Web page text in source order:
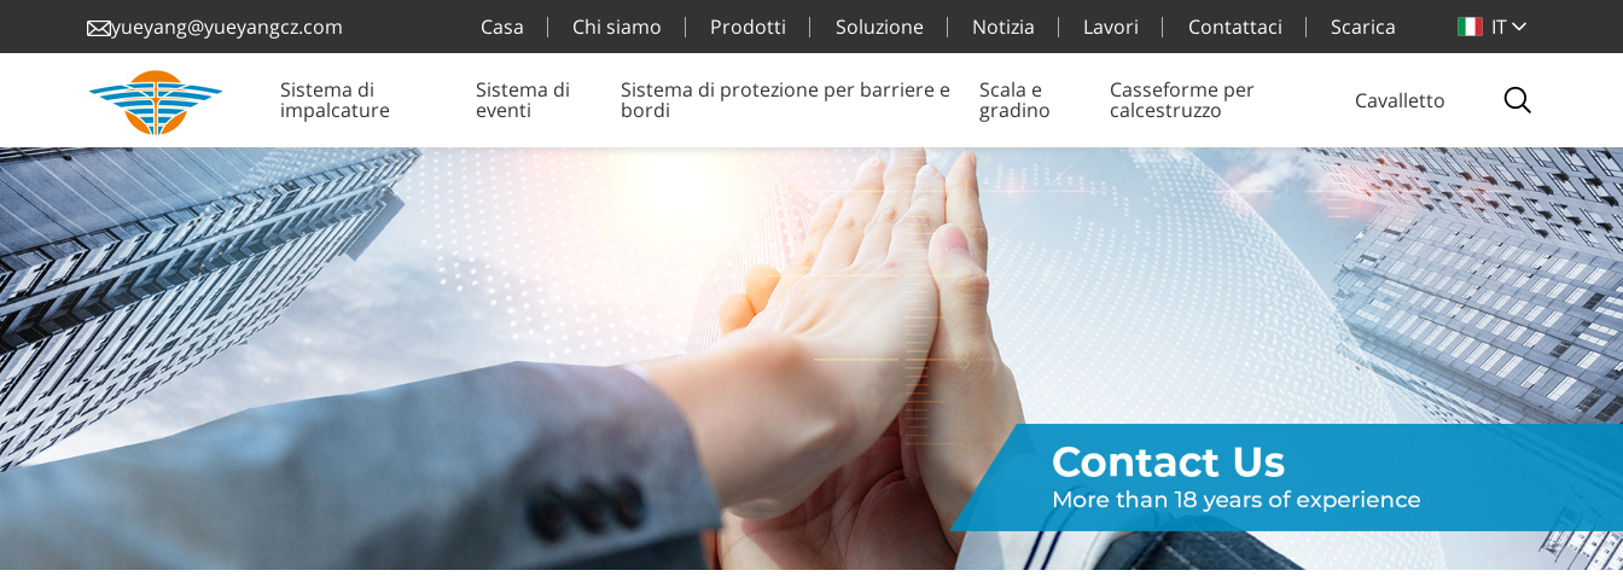
yueyang@yueyangcz.com Casa Chi siamo Prodotti Soluzione Notizia Lavori Contattaci Scarica IT
Sistema di
impalcature
Sistema di
eventi
Sistema di protezione per barriere e
bordi
Scala e
gradino
Casseforme per
calcestruzzo Cavalletto